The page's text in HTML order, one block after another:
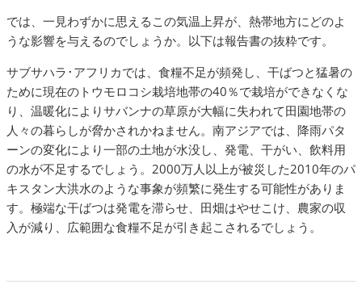
では、一見わずかに思えるこの気温上昇が、熱帯地方にどのよ
うな影響を与えるのでしょうか。以下は報告書の抜粋です。
サブサハラ･アフリカでは、食糧不足が頻発し、干ばつと猛暑の
ために現在のトウモロコシ栽培地帯の40％で栽培ができなくな
り、温暖化によりサバンナの草原が大幅に失われて田園地帯の
人々の暮らしが脅かされかねません。南アジアでは、降雨パタ
ーンの変化により一部の土地が水没し、発電、干がい、飲料用
の水が不足するでしょう。2000万人以上が被災した2010年のパ
キスタン大洪水のような事象が頻繁に発生する可能性がありま
す。極端な干ばつは発電を滞らせ、田畑はやせこけ、農家の収
入が減り、広範囲な食糧不足が引き起こされるでしょう。